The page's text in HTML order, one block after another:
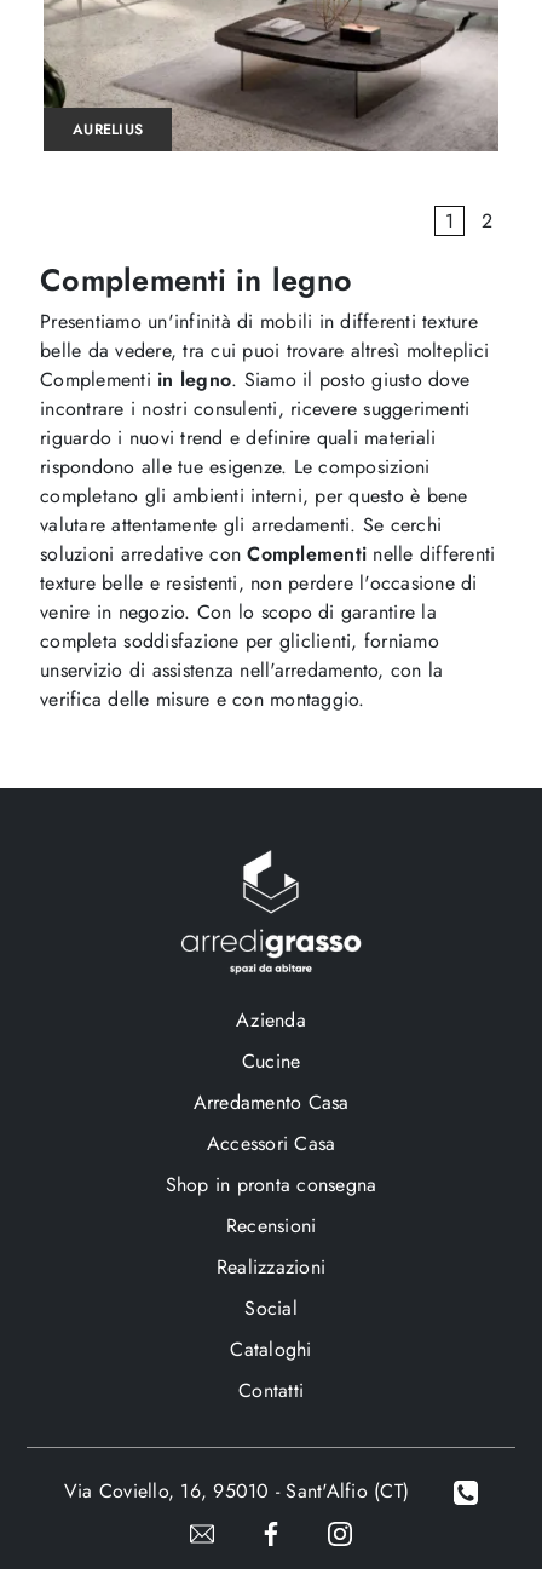
AURELIUS
1 2
Complementi in legno
Presentiamo un'infinità di mobili in differenti texture
belle da vedere, tra cui puoi trovare altresì molteplici
Complementi in legno. Siamo il posto giusto dove
incontrare i nostri consulenti, ricevere suggerimenti
riguardo i nuovi trend e definire quali materiali
rispondono alle tue esigenze. Le composizioni
completano gli ambienti interni, per questo è bene
valutare attentamente gli arredamenti. Se cerchi
soluzioni arredative conComplementi nelle differenti
texture belle e resistenti, non perdere l'occasione di
venire in negozio. Con lo scopo di garantire la
completa soddisfazione per gliclienti, forniamo
unservizio di assistenza nell'arredamento, con la
verifica delle misure e con montaggio.
Azienda
Cucine
Arredamento Casa
Accessori Casa
Shop in pronta consegna
Recensioni
Realizzazioni
Social
Cataloghi
Contatti
Via Coviello, 16, 95010 - Sant'Alfio (CT)